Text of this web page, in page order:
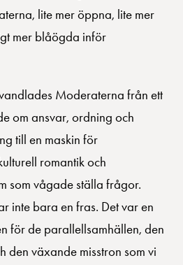
lite mer öppna, lite mer
mer blåögda inför
Moderaterna från ett
om ansvar, ordning och
till en maskin för
romantik och
som vågade ställa frågor.
inte bara en fras. Det var en
för de parallellsamhällen, den
den växande misstron som vi